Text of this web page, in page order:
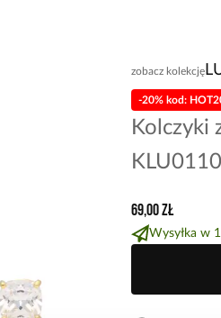
zobacz kolekcję
Kolczyki
KLU0110
-20% kod:
69,00 zł
Wysyłka w